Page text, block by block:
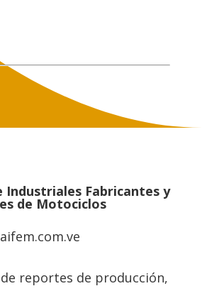
Industriales Fabricantes y
de Motociclos
reportes de producción,